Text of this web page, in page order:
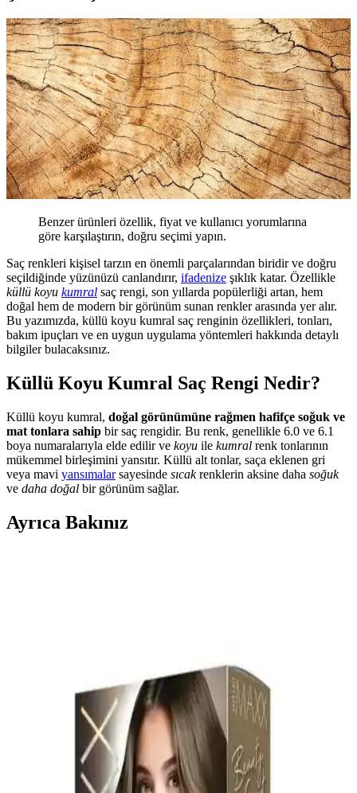
Benzer ürünleri özellik, fiyat ve kullanıcı yorumlarına
göre karşılaştırın, doğru seçimi yapın.
Saç renkleri kişisel tarzın en önemli parçalarından biridir ve doğru
seçildiğinde yüzünüzü canlandırır, ifadenize şıklık katar. Özellikle
küllü koyu kumral saç rengi, son yıllarda popülerliği artan, hem
doğal hem de modern bir görünüm sunan renkler arasında yer alır.
Bu yazımızda, küllü koyu kumral saç renginin özellikleri, tonları,
bakım ipuçları ve en uygun uygulama yöntemleri hakkında detaylı
bilgiler bulacaksınız.
Küllü Koyu Kumral Saç Rengi Nedir?
Küllü koyu kumral, doğal görünümüne rağmen hafifçe soğuk ve
mat tonlara sahip bir saç rengidir. Bu renk, genellikle 6.0 ve 6.1
boya numaralarıyla elde edilir ve koyu ile kumral renk tonlarının
mükemmel birleşimini yansıtır. Küllü alt tonlar, saça eklenen gri
veya mavi yansımalarsayesinde sıcakrenklerin aksine daha soğuk
ve daha doğal bir görünüm sağlar.
Ayrıca Bakınız
Palette Deluxe Saç Boyası 7-3 Küllü Kumral: Yoğun
Renk, Uzun Süreli Parlaklık
Palette Deluxe 7-3 küllü kumral krem formüllü saç boyasıdır.
Yüksek pigment yoğunluğu, mikro yağlar ve amonyaklı yapı ile
soğuk-alt tonlarda dengeli, doğal görünüm sağlayan uzun süreli
parlaklık vaat eder.